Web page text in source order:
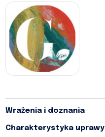
Wrażenia i doznania
Charakterystyka uprawy